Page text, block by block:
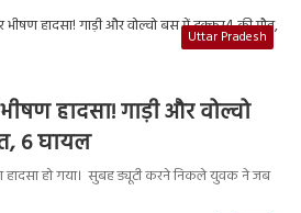
Uttar Pradesh
हादसा! गाड़ी और वोल्वो
6 घायल
हादसा हो गया। सुबह ड्यूटी करने निकले युवक ने जब